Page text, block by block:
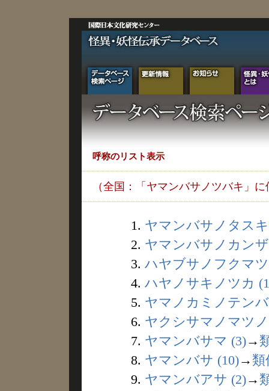
呼称のリスト表示
（全国：「ヤマンバサノツバキ」
1. ヤマンバサノタス
2. ヤマンバサノカン
3. ハヤブサノフクマ
4. ハヤノサキノツカ
5. ヤマノカミノテン
6. ヤクシサマノマツ
7. ヤマンバサマ (3)→
8. ヤマンバサ (10)→ 類
9. ヤマンバアサ (2)→